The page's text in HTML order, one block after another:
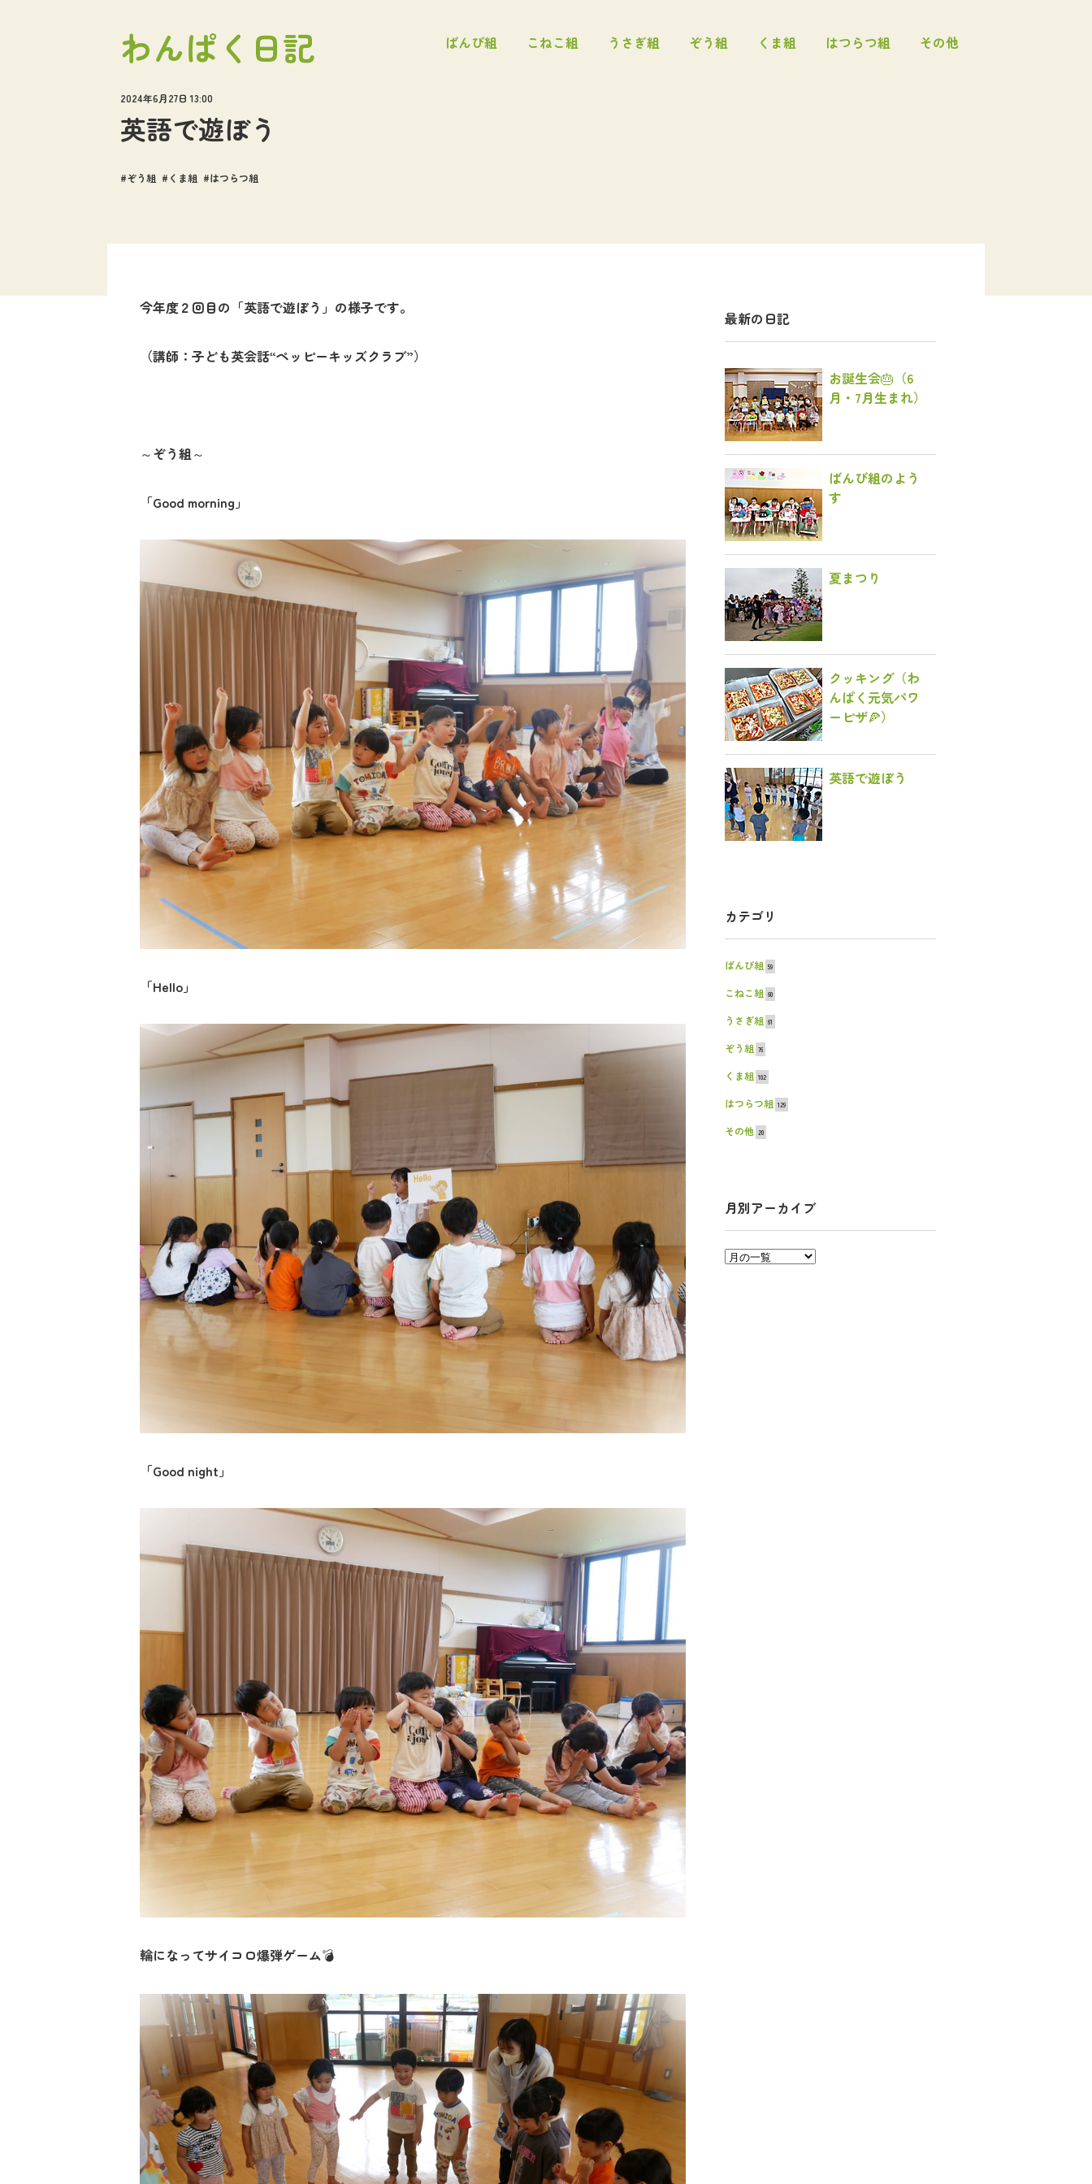
わんぱく日記 ばんび組 こねこ組 うさぎ組 ぞう組 くま組 はつらつ組 その他
2024年6月27日 13:00
英語で遊ぼう
ぞう組 くま組 はつらつ組
今年度２回目の「英語で遊ぼう」の様子です。
（講師：子ども英会話“ペッピーキッズクラブ”）
～ぞう組～
「Good morning 」
「Hello」
「Good night 」
輪になってサイコロ爆弾ゲーム💣
最新の日記
お誕生会🎂（6
月・7月生まれ）
ばんび組のよう
す
夏まつり
クッキング（わ
んぱく元気パワ
ーピザ🍕）
英語で遊ぼう
カテゴリ
ばんび組 59
こねこ組 60
うさぎ組 61
ぞう組 76
くま組 102
はつらつ組 129
その他 20
月別アーカイブ